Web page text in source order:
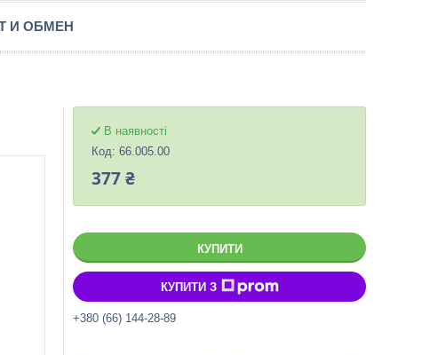
И ОБМЕН
В наявності
Код: 66.005.00
377 ₴
КУПИТИ
КУПИТИ З
+380 (66) 144-28-89